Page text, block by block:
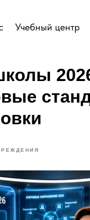
Учебный центр